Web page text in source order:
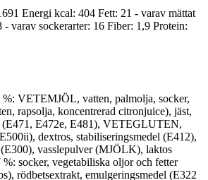
Energi kcal: 404 Fett: 21 - varav mättat
varav sockerarter: 16 Fiber: 1,9 Protein:
%: VETEMJÖL, vatten, palmolja, socker,
rapsolja, koncentrerad citronjuice), jäst,
(E471, E472e, E481), VETEGLUTEN,
dextros, stabiliseringsmedel (E412),
vasslepulver (MJÖLK), laktos
socker, vegetabiliska oljor och fetter
rödbetsextrakt, emulgeringsmedel (E322